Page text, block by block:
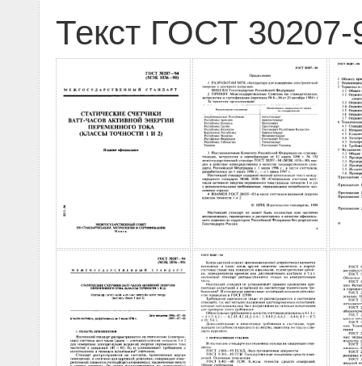
Текст ГОСТ 30207-